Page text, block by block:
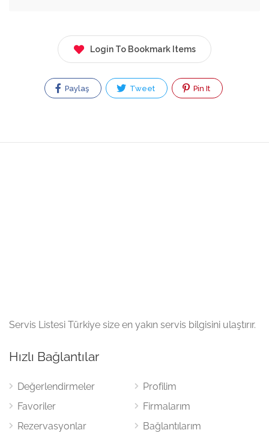
Login To Bookmark Items
Paylaş Tweet Pin It
Servis Listesi Türkiye size en yakın servis bilgisini ulaştırır.
Hızlı Bağlantılar
Değerlendirmeler
Favoriler
Rezervasyonlar
Profilim
Firmalarım
Bağlantılarım